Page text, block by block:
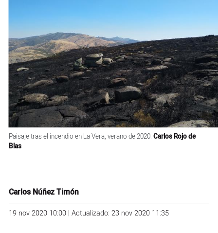
Paisaje tras el incendio en La Vera, verano de 2020. Carlos Rojo de
Blas
Carlos Núñez Timón
19 nov 2020 10:00 | Actualizado: 23 nov 2020 11:35